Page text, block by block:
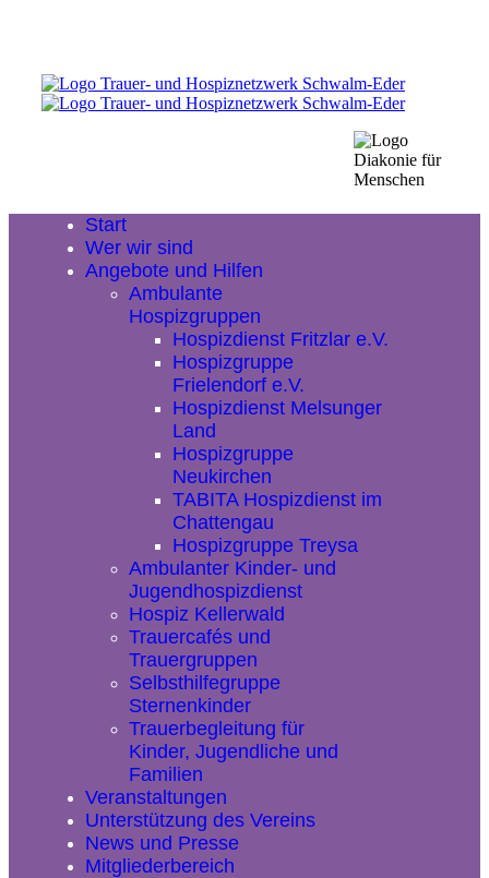
Start
Wer wir sind
Angebote und Hilfen
Ambulante
Hospizgruppen
Hospizdienst Fritzlar e.V.
Hospizgruppe
Frielendorf e.V.
Hospizdienst Melsunger
Land
Hospizgruppe
Neukirchen
TABITA Hospizdienst im
Chattengau
Hospizgruppe Treysa
Ambulanter Kinder- und
Jugendhospizdienst
Hospiz Kellerwald
Trauercafés und
Trauergruppen
Selbsthilfegruppe
Sternenkinder
Trauerbegleitung für
Kinder, Jugendliche und
Familien
Veranstaltungen
Unterstützung des Vereins
News und Presse
Mitgliederbereich